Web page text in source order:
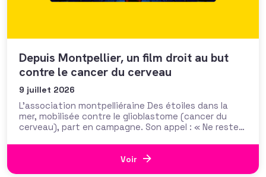
Depuis Montpellier, un film droit au but
contre le cancer du cerveau
9 juillet 2026
L’association montpelliéraine Des étoiles dans la
mer, mobilisée contre le glioblastome (cancer du
cerveau), part en campagne. Son appel : « Ne restez
Montpellier Handball et de son fonds de dotation. Il y
Voir